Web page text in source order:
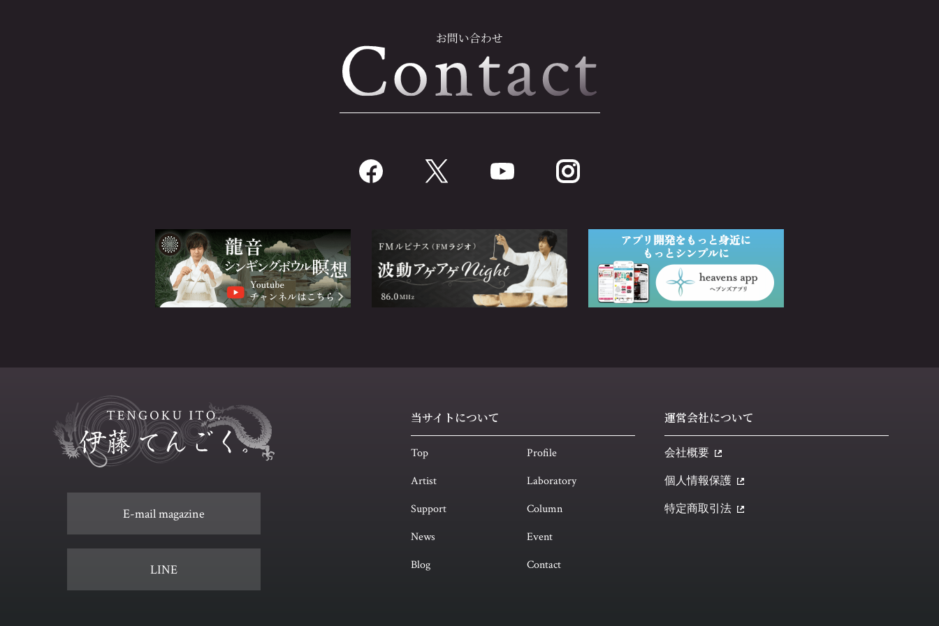
E-mail magazine
LINE
当サイトについて
Top
Profile
Artist
Laboratory
Support
Column
News
Event
Blog
Contact
運営会社について
会社概要
個人情報保護
特定商取引法